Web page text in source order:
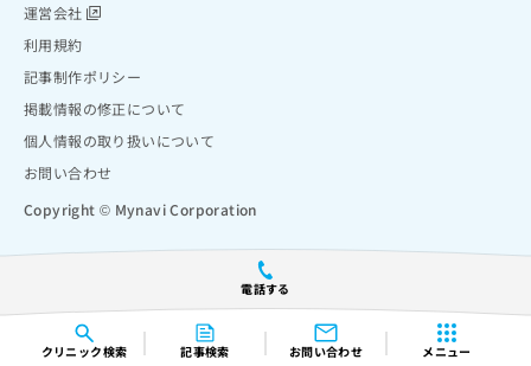
クリニック検索 記事検索 お問い合わせ メニュー
電話する
運営会社
利用規約
記事制作ポリシー
掲載情報の修正について
個人情報の取り扱いについて
お問い合わせ
Copyright © Mynavi Corporation